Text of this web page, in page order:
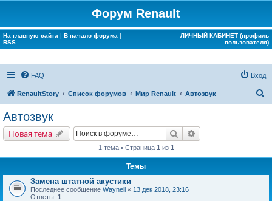
Форум Renault
На главную сайта | В начало форума |
RSS
ЛИЧНЫЙ КАБИНЕТ (профиль
пользователя)
FAQ Вход
RenaultStory Список форумов Мир Renault Автозвук
Автозвук
Новая тема Поиск
1 тема • Страница 1 из 1
Темы
Замена штатной акустики
Последнее сообщение Waynell « 13 дек 2018, 23:16
Ответы: 1